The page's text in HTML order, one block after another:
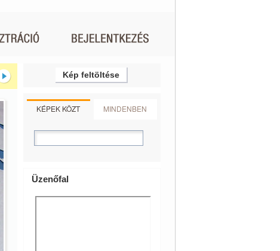
Kép feltöltése
KÉPEK KÖZT MINDENBEN
Üzenőfal